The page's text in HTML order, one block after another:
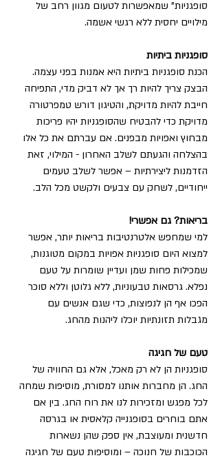
סופגניות" שמאפשרות לטעום מגוון רחב של
מילויים יחסית ללא רגשי אשמה.
סופגניות ביתיות
הכנת סופגניות ביתיות היא אמנות בפני עצמה.
הבצק צריך להיות רך אך לא דביק מדי, התפיחה
חייבת להיות מדויקת, והטיגון דורש טמפרטורה
מדויקת כדי להבטיח שהסופגניות יהיו פריכות
מבחוץ ואפויות מבפנים. אם עברתם את כל אלו
בהצלחה והגעתם לשלב האחרון - המילוי, זאת
הזדמנות ליצירתיות – אפשר לשלב טעמים
ייחודיים, לשחק עם צבעים ולקשט מכל הלב.
בריאות? גם אפשרי!
למי שמחפש אלטרנטיבות בריאות יותר, אפשר
למצוא היום סופגניות אפויות במקום מטוגנות,
שמכילות פחות שמן ועדיין שומרות על טעם
נפלא. גרסאות טבעוניות, ללא גלוטן וללא סוכר
הפכו אף הן לנפוצות, כדי שגם אנשים עם
מגבלות תזונתיות יוכלו ליהנות מהחג.
טעם של חגיגה
סופגניות הן לא רק מאכל, אלא גם החוויה של
החג. הן מחברות אותנו למסורת, מוסיפות שמחה
לכל מפגש ומזכירות לנו את רוח החג. בין אם
אתם בוחרים בסופגנייה קלאסית או בגרסה
חדשנית ומעוצבת, אין ספק שהן נשארות
הכוכבות של חנוכה – ומוסיפות טעם של חגיגה